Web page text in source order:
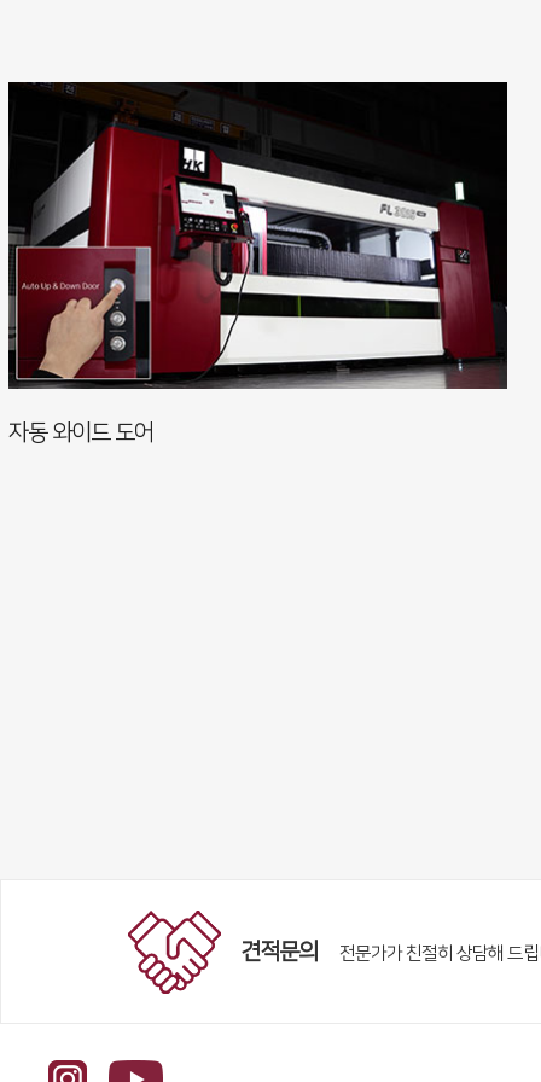
자동 와이드 도어
견적문의 전문가가 친절히 상담해 드립